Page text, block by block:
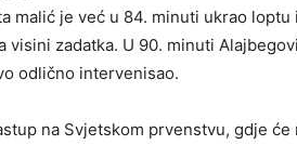
malić je već u 84. minuti ukrao loptu
visini zadatka. U 90. minuti
odlično intervenisao.
na Svjetskom prvenstvu, gdje će